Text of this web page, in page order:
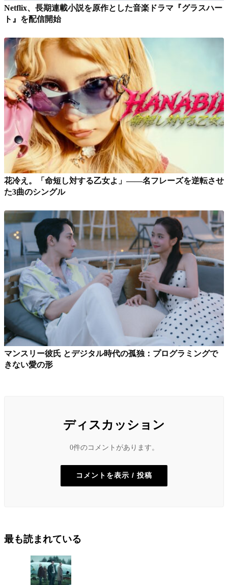
Netflix、長期連載小説を原作とした音楽ドラマ『グラスハー
ト』を配信開始
花冷え。「命短し対する乙女よ」——名フレーズを逆転させ
た3曲のシングル
マンスリー彼氏 とデジタル時代の孤独：プログラミングで
きない愛の形
ディスカッション
0件のコメントがあります。
コメントを表示 / 投稿
最も読まれている